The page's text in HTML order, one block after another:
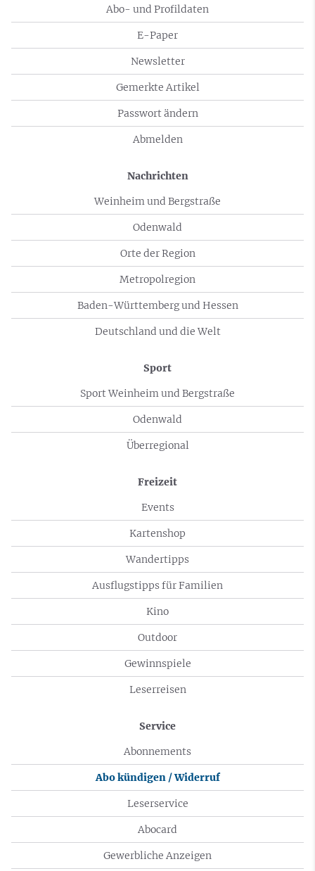
Abo- und Profildaten
E-Paper
Newsletter
Gemerkte Artikel
Passwort ändern
Abmelden
Nachrichten
Weinheim und Bergstraße
Odenwald
Orte der Region
Metropolregion
Baden-Württemberg und Hessen
Deutschland und die Welt
Sport
Sport Weinheim und Bergstraße
Odenwald
Überregional
Freizeit
Events
Kartenshop
Wandertipps
Ausflugstipps für Familien
Kino
Outdoor
Gewinnspiele
Leserreisen
Service
Abonnements
Abo kündigen / Widerruf
Leserservice
Abocard
Gewerbliche Anzeigen